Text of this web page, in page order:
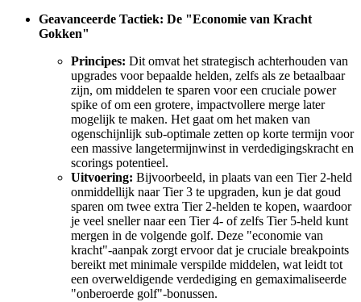
Geavanceerde Tactiek: De "Economie van Kracht
Gokken"
Principes: Dit omvat het strategisch achterhouden van
upgrades voor bepaalde helden, zelfs als ze betaalbaar
zijn, om middelen te sparen voor een cruciale power
spike of om een grotere, impactvollere merge later
mogelijk te maken. Het gaat om het maken van
ogenschijnlijk sub-optimale zetten op korte termijn voor
een massive langetermijnwinst in verdedigingskracht en
scorings potentieel.
Uitvoering: Bijvoorbeeld, in plaats van een Tier 2-held
onmiddellijk naar Tier 3 te upgraden, kun je dat goud
sparen om twee extra Tier 2-helden te kopen, waardoor
je veel sneller naar een Tier 4- of zelfs Tier 5-held kunt
mergen in de volgende golf. Deze "economie van
kracht"-aanpak zorgt ervoor dat je cruciale breakpoints
bereikt met minimale verspilde middelen, wat leidt tot
een overweldigende verdediging en gemaximaliseerde
"onberoerde golf"-bonussen.